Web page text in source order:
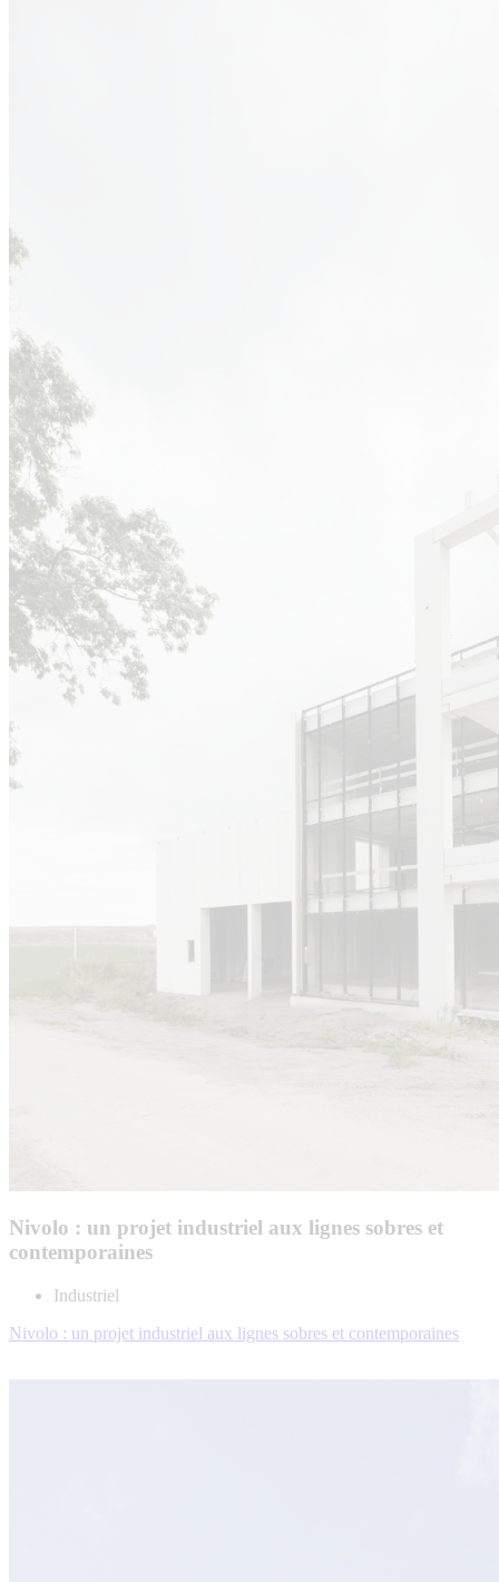
Nivolo : un projet industriel aux lignes sobres et
contemporaines
Industriel
Nivolo : un projet industriel aux lignes sobres et contemporaines